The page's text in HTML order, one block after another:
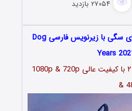
۲۷۰۵۴ بازدید
سال های سگی با زیرنویس فارسی Dog
Years
با کیفیت عالی 1080p & 720p
&